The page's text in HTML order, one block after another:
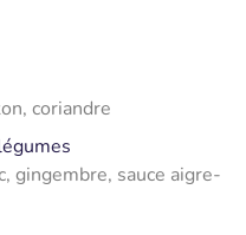
coriandre
gingembre, sauce aigre-